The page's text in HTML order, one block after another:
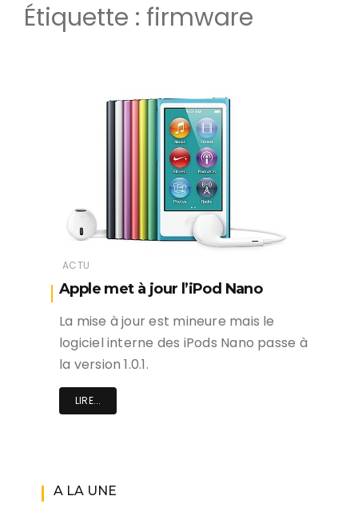
Étiquette : firmware
ACTU
Apple met à jour l’iPod Nano
La mise à jour est mineure mais le
logiciel interne des iPods Nano passe à
la version 1.0.1.
LIRE...
A LA UNE